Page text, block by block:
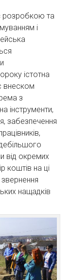
розробкою та
і
істотна
внеском
з
інструменти,
забезпечення
від окремих
коштів на ці
нащадків